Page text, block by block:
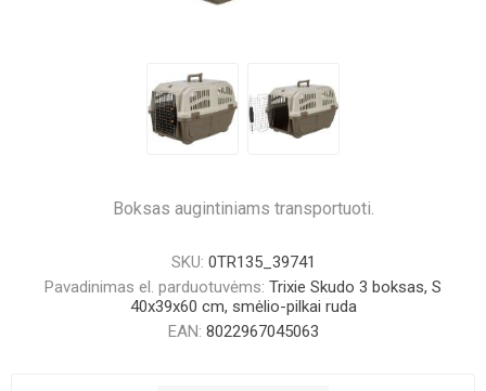
Boksas augintiniams transportuoti.
SKU: 0TR135_39741
Pavadinimas el. parduotuvėms: Trixie Skudo 3 boksas, S
40x39x60 cm, smėlio-pilkai ruda
EAN: 8022967045063